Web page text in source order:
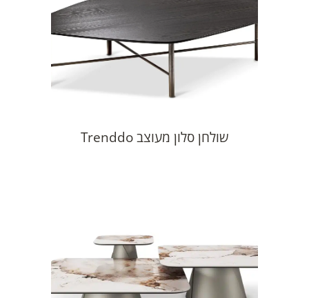
שולחן סלון מעוצב Trenddo